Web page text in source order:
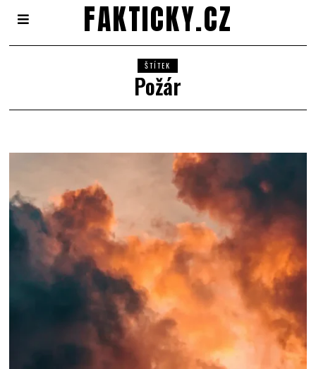
FAKTICKY.CZ
ŠTÍTEK
Požár